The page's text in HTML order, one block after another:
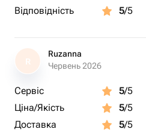
Відповідність
5/5
R
Ruzanna
Червень 2026
Сервіс 5/5
Ціна/Якість
5/5
Доставка
5/5